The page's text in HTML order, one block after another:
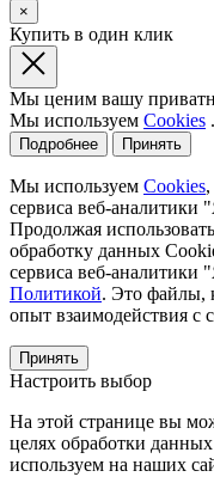
×
Купить в один клик
Мы ценим вашу
Мы используем Cookies
Подробнее Принять
Мы используем Cookies
сервиса веб-аналитики
Продолжая
обработку данных
сервиса веб-аналитики
Политикой. Это файлы,
опыт взаимодействия с
Принять
Настроить выбор
На этой странице вы
целях обработки
используем на наших